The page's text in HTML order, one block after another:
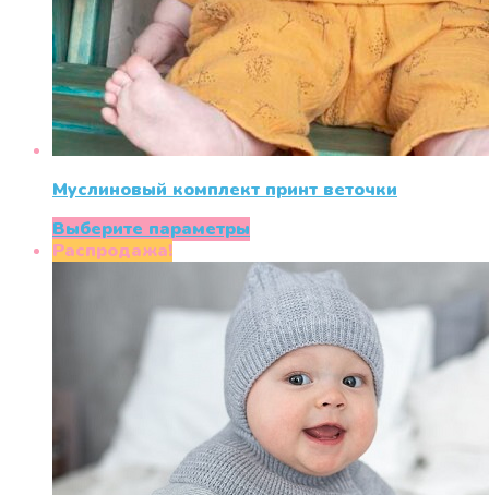
Муслиновый комплект принт веточки
Выберите параметры
имеет
несколько
вариаций.
Опции
можно
выбрать
на
странице
товара.
Распродажа!